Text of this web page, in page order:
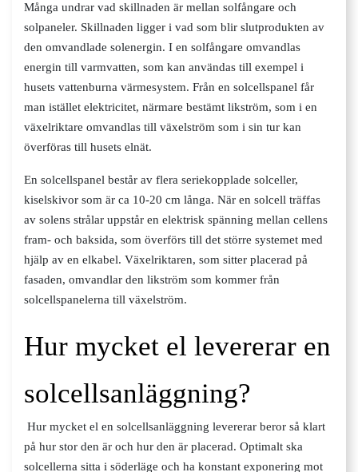
Många undrar vad skillnaden är mellan solfångare och
solpaneler. Skillnaden ligger i vad som blir slutprodukten av
den omvandlade solenergin. I en solfångare omvandlas
energin till varmvatten, som kan användas till exempel i
husets vattenburna värmesystem. Från en solcellspanel får
man istället elektricitet, närmare bestämt likström, som i en
växelriktare omvandlas till växelström som i sin tur kan
överföras till husets elnät.
En solcellspanel består av flera seriekopplade solceller,
kiselskivor som är ca 10-20 cm långa. När en solcell träffas
av solens strålar uppstår en elektrisk spänning mellan cellens
fram- och baksida, som överförs till det större systemet med
hjälp av en elkabel. Växelriktaren, som sitter placerad på
fasaden, omvandlar den likström som kommer från
solcellspanelerna till växelström.
Hur mycket el levererar en
solcellsanläggning?
Hur mycket el en solcellsanläggning levererar beror så klart
på hur stor den är och hur den är placerad. Optimalt ska
solcellerna sitta i söderläge och ha konstant exponering mot